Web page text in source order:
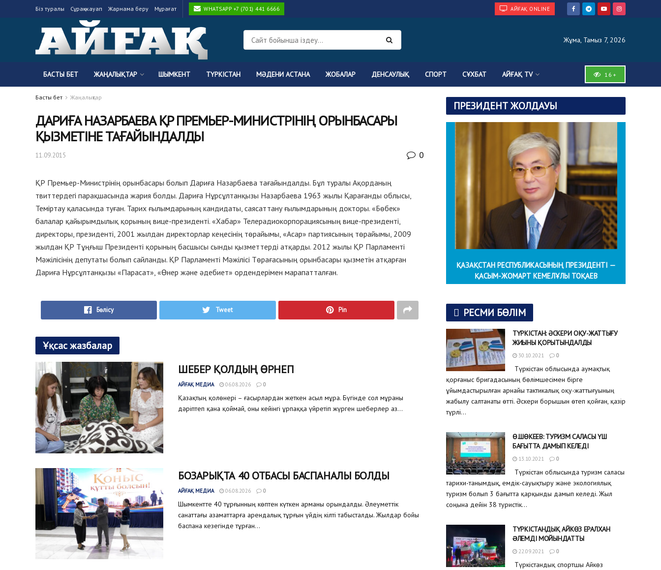
Біз туралы Сұрақ-жауап Жарнама беру Мұрағат WHATSAPP +7 (701) 441 6666 АЙҒАҚ ONLINE
Жұма, Тамыз 7, 2026
БАСТЫ БЕТ ЖАҢАЛЫҚТАР ШЫМКЕНТ ТҮРКІСТАН МӘДЕНИ АСТАНА ЖОБАЛАР ДЕНСАУЛЫҚ СПОРТ СҰХБАТ АЙҒАҚ TV 16+
Басты бет Жаңалықтар
ДАРИҒА НАЗАРБАЕВА ҚР ПРЕМЬЕР-МИНИСТРІНІҢ ОРЫНБАСАРЫ
ҚЫЗМЕТІНЕ ТАҒАЙЫНДАЛДЫ
11.09.2015 0
ҚР Премьер-Министрінің орынбасары болып Дариға Назарбаева тағайындалды. Бұл туралы Ақорданың
твиттердегі парақшасында жария болды. Дариға Нұрсұлтанқызы Назарбаева 1963 жылы Қарағанды облысы,
Теміртау қаласында туған. Тарих ғылымдарының кандидаты, саясаттану ғылымдарының докторы. «Бөбек»
балалар қайырымдылық қорының вице-президенті. «Хабар» Телерадиокорпорациясының вице-президенті,
директоры, президенті, 2001 жылдан директорлар кеңесінің төрайымы, «Асар» партиясының төрайымы, 2009
жылдан ҚР Тұңғыш Президенті қорының басшысы сынды қызметтерді атқарды. 2012 жылы ҚР Парламенті
Мәжілісінің депутаты болып сайланды. ҚР Парламенті Мәжілісі Төрағасының орынбасары қызметін атқарған
Дариға Нұрсұлтанқызы «Парасат», «Өнер және әдебиет» ордендерімен марапатталған.
Бөлісу Tweet Pin
Ұқсас жазбалар
ШЕБЕР ҚОЛДЫҢ ӨРНЕГІ
АЙҒАҚ МЕДИА 06.08.2026 0
Қазақтың қолөнері – ғасырлардан жеткен асыл мұра. Бүгінде сол мұраны
дәріптеп қана қоймай, оны кейінгі ұрпаққа үйретіп жүрген шеберлер аз...
БОЗАРЫҚТА 40 ОТБАСЫ БАСПАНАЛЫ БОЛДЫ
АЙҒАҚ МЕДИА 06.08.2026 0
Шымкентте 40 тұрғынның көптен күткен арманы орындалды. Әлеуметтік
санаттағы азаматтарға арендалық тұрғын үйдің кілті табысталды. Жылдар бойы
баспана кезегінде тұрған...
ПРЕЗИДЕНТ ЖОЛДАУЫ
ҚАЗАҚСТАН РЕСПУБЛИКАСЫНЫҢ ПРЕЗИДЕНТІ —
ҚАСЫМ-ЖОМАРТ КЕМЕЛҰЛЫ ТОҚАЕВ
РЕСМИ БӨЛІМ
ТҮРКІСТАН: ӘСКЕРИ ОҚУ-ЖАТТЫҒУ
ЖИЫНЫ ҚОРЫТЫНДАЛДЫ
30.10.2021 0
Түркістан облысында аумақтық
қорғаныс бригадасының бөлімшесімен бірге
ұйымдастырылған арнайы тактикалық оқу-жаттығуының
жабылу салтанаты өтті. Әскери борышын өтеп қойған, қазір
түрлі...
Ө.ШӨКЕЕВ: ТУРИЗМ САЛАСЫ ҮШ
БАҒЫТТА ДАМЫП КЕЛЕДІ
13.10.2021 0
Түркістан облысында туризм саласы
тарихи-танымдық, емдік-сауықтыру және экологиялық
туризм болып 3 бағытта қарқынды дамып келеді. Жыл
соңына дейін 38 туристік...
ТҮРКІСТАНДЫҚ АЙКӨЗ ЕРАЛХАН
ƏЛЕМДІ МОЙЫНДАТТЫ
22.09.2021 0
Түркістандық спортшы Айкөз